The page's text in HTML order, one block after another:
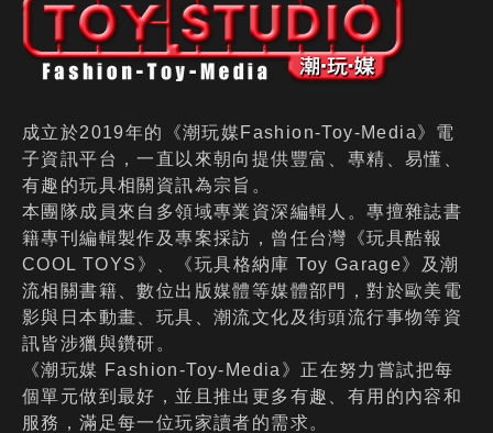
成立於2019年的《潮玩媒Fashion-Toy-Media》電
子資訊平台，一直以來朝向提供豐富、專精、易懂、
有趣的玩具相關資訊為宗旨。
本團隊成員來自多領域專業資深編輯人。專擅雜誌書
籍專刊編輯製作及專案採訪，曾任台灣《玩具酷報
COOL TOYS》、《玩具格納庫 Toy Garage》及潮
流相關書籍、數位出版媒體等媒體部門，對於歐美電
影與日本動畫、玩具、潮流文化及街頭流行事物等資
訊皆涉獵與鑽研。
《潮玩媒 Fashion-Toy-Media》正在努力嘗試把每
個單元做到最好，並且推出更多有趣、有用的內容和
服務，滿足每一位玩家讀者的需求。